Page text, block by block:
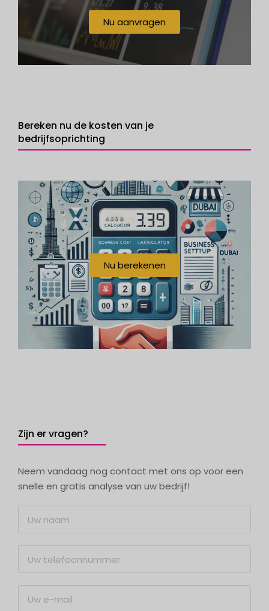
Nu aanvragen
Bereken nu de kosten van je
bedrijfsoprichting
Nu berekenen
Zijn er vragen?
Neem vandaag nog contact met ons op voor een
snelle en gratis analyse van uw bedrijf!